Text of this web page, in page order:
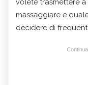
volete trasmettere
massaggiare e
decidere di